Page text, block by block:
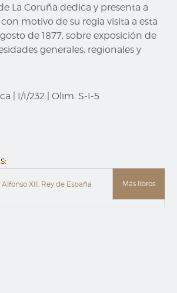
La Coruña dedica y presenta a
con motivo de su regia visita a esta
de 1877, sobre exposición de
generales, regionales y
I/I/232 Olim: S-I-5
XII, Rey de España
Más libros